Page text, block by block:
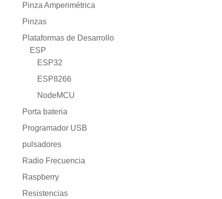
Pinza Amperimétrica
Pinzas
Plataformas de Desarrollo
ESP
ESP32
ESP8266
NodeMCU
Porta bateria
Programador USB
pulsadores
Radio Frecuencia
Raspberry
Resistencias